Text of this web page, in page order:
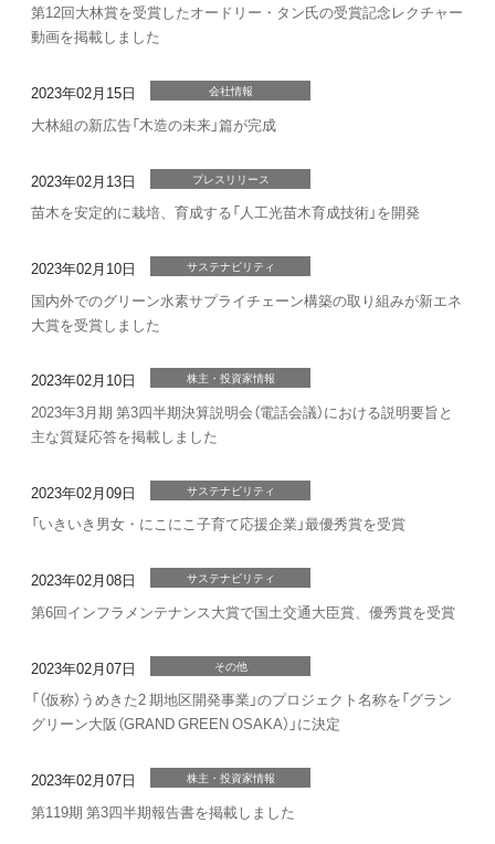
第12回大林賞を受賞したオードリー・タン氏の受賞記念レクチャー
動画を掲載しました
2023年02月15日 会社情報
大林組の新広告「木造の未来」篇が完成
2023年02月13日 プレスリリース
苗木を安定的に栽培、育成する「人工光苗木育成技術」を開発
2023年02月10日 サステナビリティ
国内外でのグリーン水素サプライチェーン構築の取り組みが新エネ
大賞を受賞しました
2023年02月10日 株主・投資家情報
2023年3月期 第3四半期決算説明会（電話会議）における説明要旨と
主な質疑応答を掲載しました
2023年02月09日 サステナビリティ
「いきいき男女・にこにこ子育て応援企業」最優秀賞を受賞
2023年02月08日 サステナビリティ
第6回インフラメンテナンス大賞で国土交通大臣賞、優秀賞を受賞
2023年02月07日 その他
「（仮称）うめきた2 期地区開発事業」のプロジェクト名称を「グラン
グリーン大阪（GRAND GREEN OSAKA）」に決定
2023年02月07日 株主・投資家情報
第119期 第3四半期報告書を掲載しました